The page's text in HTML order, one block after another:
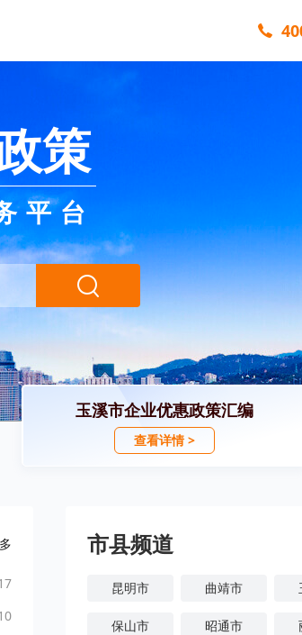
策
平台
玉溪市企业优惠政策汇编
查看详情 >
市县频道
昆明市 曲靖市
保山市 昭通市